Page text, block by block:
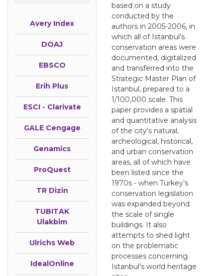
Avery Index
DOAJ
EBSCO
Erih Plus
ESCI - Clarivate
GALE Cengage
Genamics
ProQuest
TR Dizin
TUBITAK
Ulakbim
Ulrichs Web
IdealOnline
based on a study
conducted by the
authors in 2005-2006, in
which all of Istanbul’s
conservation areas were
documented, digitalized
and transferred into the
Strategic Master Plan of
Istanbul, prepared to a
1/100,000 scale. This
paper provides a spatial
and quantitative analysis
of the city’s natural,
archeological, historical,
and urban conservation
areas, all of which have
been listed since the
1970s - when Turkey’s
conservation legislation
was expanded beyond
the scale of single
buildings. It also
attempts to shed light
on the problematic
processes concerning
Istanbul’s world heritage